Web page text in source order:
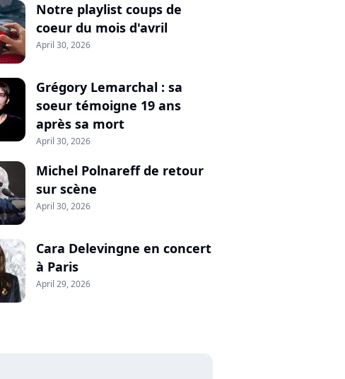
Notre playlist coups de
coeur du mois d'avril
April 30, 2026
Grégory Lemarchal : sa
soeur témoigne 19 ans
après sa mort
April 30, 2026
Michel Polnareff de retour
sur scène
April 30, 2026
Cara Delevingne en concert
à Paris
April 29, 2026